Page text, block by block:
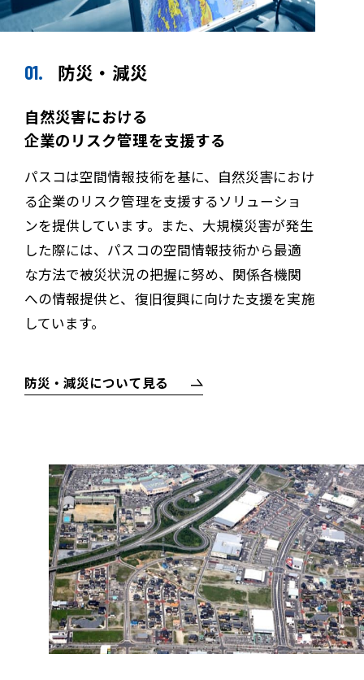
防災・減災
自然災害における
企業のリスク管理を支援する
パスコは空間情報技術を基に、自然災害におけ
る企業のリスク管理を支援するソリューショ
ンを提供しています。また、大規模災害が発生
した際には、パスコの空間情報技術から最適
な方法で被災状況の把握に努め、関係各機関
への情報提供と、復旧復興に向けた支援を実施
しています。
防災・減災について見る